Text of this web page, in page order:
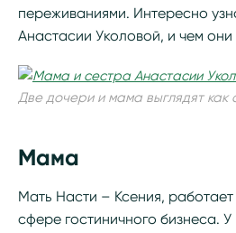
переживаниями. Интересно
Анастасии Уколовой, и чем
Две дочери и мама выглядят как
Мама
Мать Насти – Ксения,
сфере гостиничного бизнеса. У